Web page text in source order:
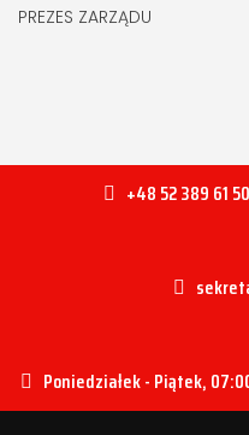
PREZES ZARZĄDU
+48 52 389 61 50
Poniedziałek - Piątek,